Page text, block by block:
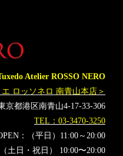
ド靴
Atelier ROSSO NERO
ロッソネロ 南青山本店＞
京都港区南青山4-17-33-306
TEL：03-3470-3250
：（平日）11:00～20:00
（土日・祝日） 10:00〜20:00